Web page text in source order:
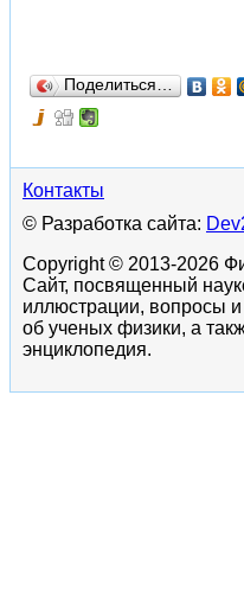
Поделиться…
Контакты
© Разработка сайта:
Copyright © 2013-2026
Сайт, посвященный
иллюстрации, вопросы
об ученых физики, а
энциклопедия.